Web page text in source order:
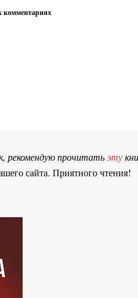
комментариях
рекомендую прочитатьэту
сайта. Приятного чтения!